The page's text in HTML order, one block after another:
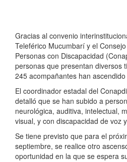
Gracias al convenio
Teleférico Mucumbarí y el
Personas con Discapacidad
personas que presentan diversos
245 acompañantes han
El coordinador estadal del
detalló que se han subido a
neurológica, auditiva, intelectual,
visual, y con discapacidad de voz
Se tiene previsto que para el
septiembre, se realice otro
oportunidad en la que se espera